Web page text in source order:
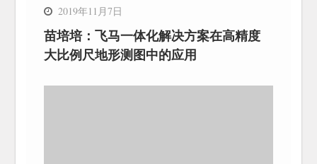
2019年11月7日
苗培培：飞马一体化解决方案在高精度
大比例尺地形测图中的应用